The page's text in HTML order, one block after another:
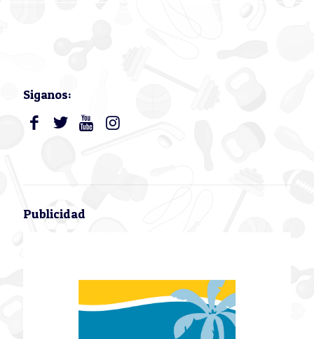
Siganos:
Publicidad